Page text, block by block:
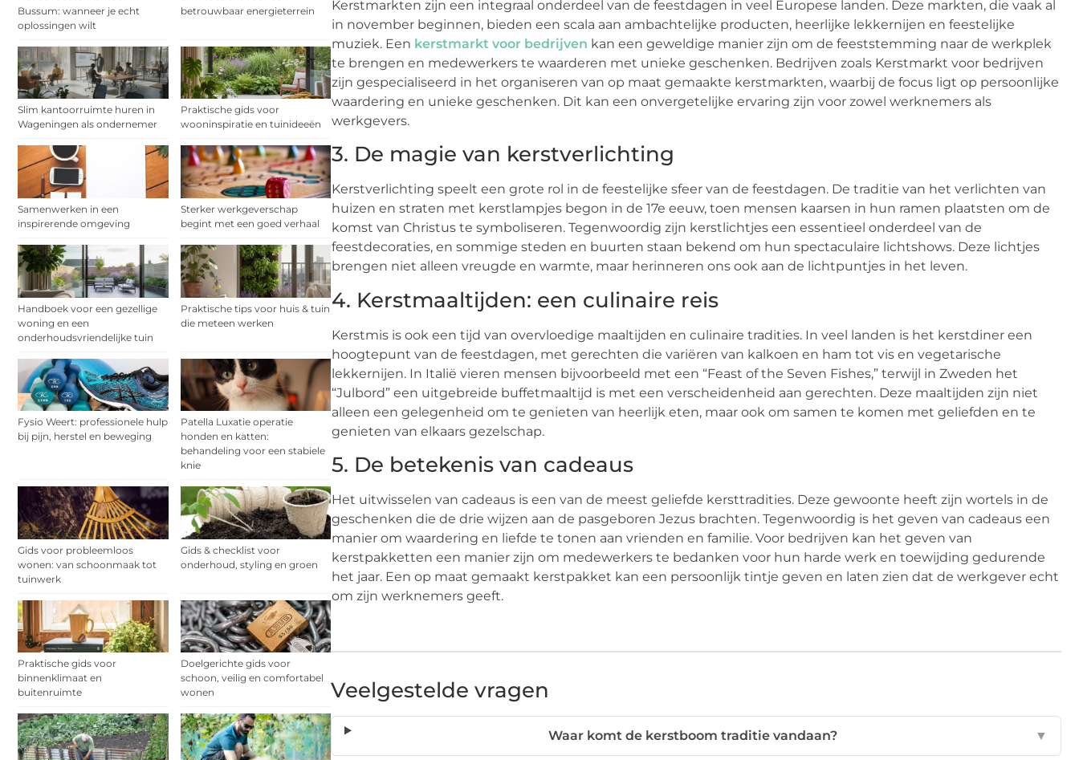
Bussum: wanneer je echt
oplossingen wilt
betrouwbaar energieterrein
Slim kantoorruimte huren in
Wageningen als ondernemer
Praktische gids voor
wooninspiratie en tuinideeën
Samenwerken in een
inspirerende omgeving
Sterker werkgeverschap
begint met een goed verhaal
Handboek voor een gezellige
woning en een
onderhoudsvriendelijke tuin
Praktische tips voor huis & tuin
die meteen werken
Fysio Weert: professionele hulp
bij pijn, herstel en beweging
Patella Luxatie operatie
honden en katten:
behandeling voor een stabiele
knie
Gids voor probleemloos
wonen: van schoonmaak tot
tuinwerk
Gids & checklist voor
onderhoud, styling en groen
Praktische gids voor
binnenklimaat en
buitenruimte
Doelgerichte gids voor
schoon, veilig en comfortabel
wonen
Kerstmarkten zijn een integraal onderdeel van de feestdagen in veel Europese landen. Deze markten, die vaak al
in november beginnen, bieden een scala aan ambachtelijke producten, heerlijke lekkernijen en feestelijke
muziek. Een kerstmarkt voor bedrijven kan een geweldige manier zijn om de feeststemming naar de werkplek
te brengen en medewerkers te waarderen met unieke geschenken. Bedrijven zoals Kerstmarkt voor bedrijven
zijn gespecialiseerd in het organiseren van op maat gemaakte kerstmarkten, waarbij de focus ligt op persoonlijke
waardering en unieke geschenken. Dit kan een onvergetelijke ervaring zijn voor zowel werknemers als
werkgevers.
3. De magie van kerstverlichting
Kerstverlichting speelt een grote rol in de feestelijke sfeer van de feestdagen. De traditie van het verlichten van
huizen en straten met kerstlampjes begon in de 17e eeuw, toen mensen kaarsen in hun ramen plaatsten om de
komst van Christus te symboliseren. Tegenwoordig zijn kerstlichtjes een essentieel onderdeel van de
feestdecoraties, en sommige steden en buurten staan bekend om hun spectaculaire lichtshows. Deze lichtjes
brengen niet alleen vreugde en warmte, maar herinneren ons ook aan de lichtpuntjes in het leven.
4. Kerstmaaltijden: een culinaire reis
Kerstmis is ook een tijd van overvloedige maaltijden en culinaire tradities. In veel landen is het kerstdiner een
hoogtepunt van de feestdagen, met gerechten die variëren van kalkoen en ham tot vis en vegetarische
lekkernijen. In Italië vieren mensen bijvoorbeeld met een “Feast of the Seven Fishes,” terwijl in Zweden het
“Julbord” een uitgebreide buffetmaaltijd is met een verscheidenheid aan gerechten. Deze maaltijden zijn niet
alleen een gelegenheid om te genieten van heerlijk eten, maar ook om samen te komen met geliefden en te
genieten van elkaars gezelschap.
5. De betekenis van cadeaus
Het uitwisselen van cadeaus is een van de meest geliefde kersttradities. Deze gewoonte heeft zijn wortels in de
geschenken die de drie wijzen aan de pasgeboren Jezus brachten. Tegenwoordig is het geven van cadeaus een
manier om waardering en liefde te tonen aan vrienden en familie. Voor bedrijven kan het geven van
kerstpakketten een manier zijn om medewerkers te bedanken voor hun harde werk en toewijding gedurende
het jaar. Een op maat gemaakt kerstpakket kan een persoonlijk tintje geven en laten zien dat de werkgever echt
om zijn werknemers geeft.
Veelgestelde vragen
Waar komt de kerstboom traditie vandaan? ▼